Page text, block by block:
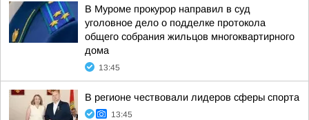
В Муроме прокурор направил в суд
уголовное дело о подделке протокола
общего собрания жильцов многоквартирного
дома
13:45
В регионе чествовали лидеров сферы спорта
13:45